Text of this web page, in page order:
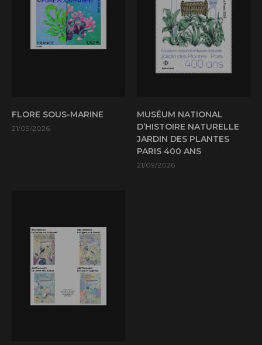
FLORE SOUS-MARINE
21/09/2026
MUSÉUM NATIONAL
D’HISTOIRE NATURELLE
JARDIN DES PLANTES
PARIS 400 ANS
21/09/2026